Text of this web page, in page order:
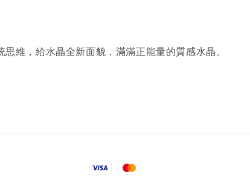
維，給水晶全新面貌，滿滿正能量的質感水晶。